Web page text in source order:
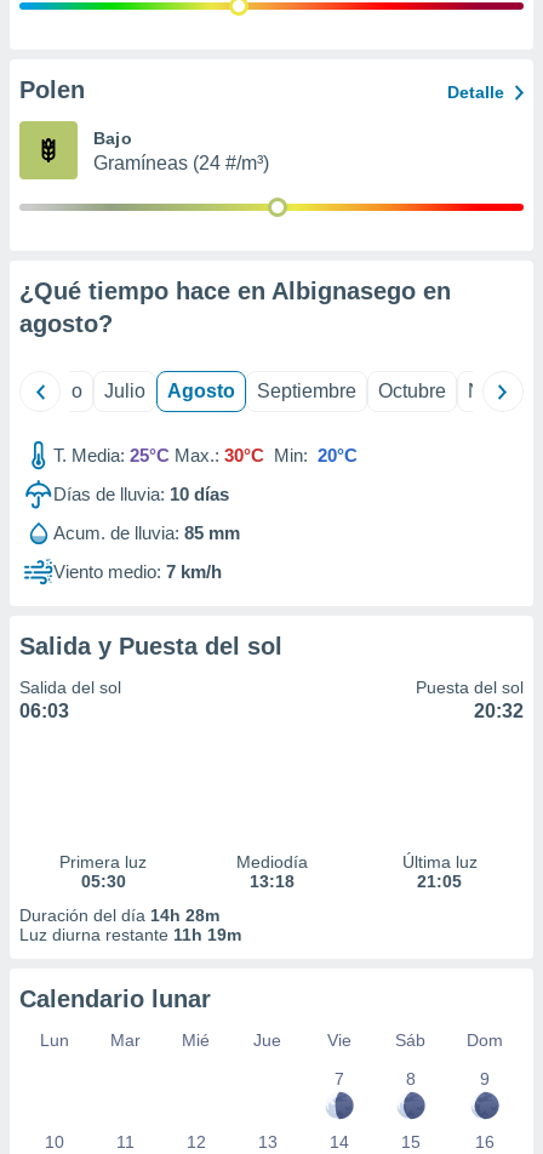
publicidad
de
Polen Detalle
Bajo
Gramíneas (24 #/m³)
¿Qué tiempo hace en Albignasego en
agosto?
Junio Julio Agosto Septiembre Octubre
T. Media: 25°C Max.: 30°C Min: 20°C
Días de lluvia: 10 días
Acum. de lluvia: 85 mm
Viento medio: 7 km/h
Salida y Puesta del sol
Salida del sol
06:03
Puesta del sol
20:32
Primera luz
05:30
Mediodía
13:18
Última luz
21:05
Duración del día 14h 28m
Luz diurna restante 11h 19m
Calendario lunar
Lun Mar Mié Jue Vie Sáb
Dom
7
8 9
10 11 12 13 14 15 16